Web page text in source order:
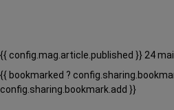
{{ config.mag.article.published }} 24
{{ bookmarked ?
config.sharing.bookmark.add }}